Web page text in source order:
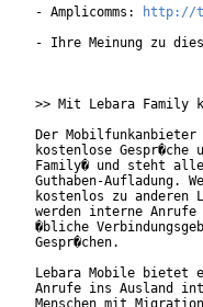
- Amplicomms:
http://
- Ihre Meinung zu
>> Mit Lebara Family
Der
kostenlose Gespr�che
Family� und steht
Guthaben-Aufladung.
kostenlos zu anderen
werden interne
�bliche
Gespr�chen.
Lebara Mobile bietet
Anrufe ins Ausland
Menschen mit